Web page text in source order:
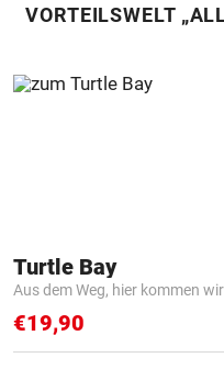
VORTEILSWELT
Turtle Bay
Aus dem Weg, hier kommen
€19,90